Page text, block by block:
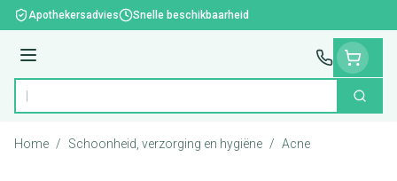
Ga naar de inhoud
Apothekersadvies Snelle beschikbaarheid
Menu
Product, merk, categorie... Zoek
Home / Schoonheid, verzorging en hygiëne / Acne